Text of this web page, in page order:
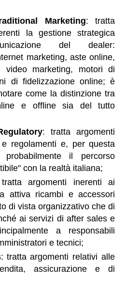
Marketing: tratta
la gestione strategica
del dealer:
marketing, aste online,
video marketing, motori di
di fidelizzazione online; è
come la distinzione tra
e offline sia del tutto
: tratta argomenti
regolamenti e, per questa
il percorso
con la realtà italiana;
tratta argomenti inerenti ai
attiva ricambi e accessori
di vista organizzativo che di
ai servizi di after sales e
a responsabili
e tecnici;
: tratta argomenti relativi alle
assicurazione e di